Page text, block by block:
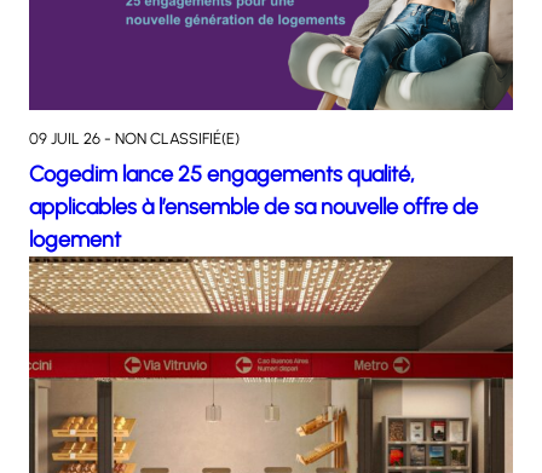
09 JUIL 26 - NON CLASSIFIÉ(E)
Cogedim lance 25 engagements qualité,
applicables à l’ensemble de sa nouvelle offre de
logement